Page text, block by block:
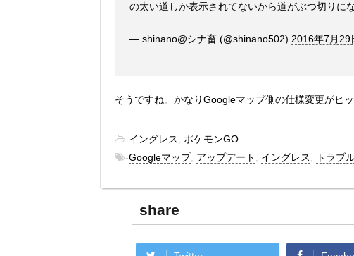
の太い道しか表示されてないから道がぶつ切りに
— shinano@シナ畜 (@shinano502) 2016年7月29
そうですね。かなりGoogleマップ側の仕様変更がヒッ
-イングレス
ポケモンGO
-Googleマップ, アップデート イングレス トラブ
share